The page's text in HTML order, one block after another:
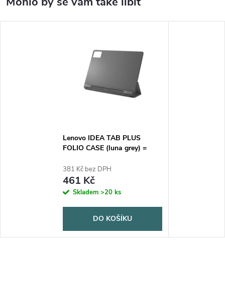
Lenovo IDEA TAB PLUS
FOLIO CASE (luna grey) =
381 Kč bez DPH
461 Kč
Skladem >20 ks
DO KOŠÍKU